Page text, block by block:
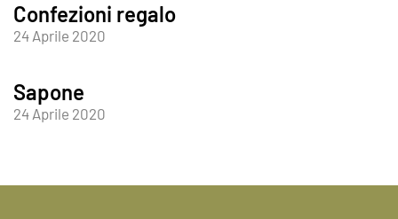
Confezioni regalo
24 Aprile 2020
Sapone
24 Aprile 2020